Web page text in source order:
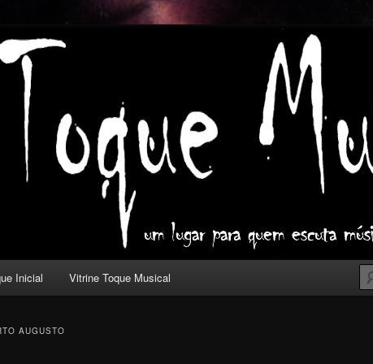
com outros olhos.
Inicial Vitrine Toque Musical
AUGUSTO